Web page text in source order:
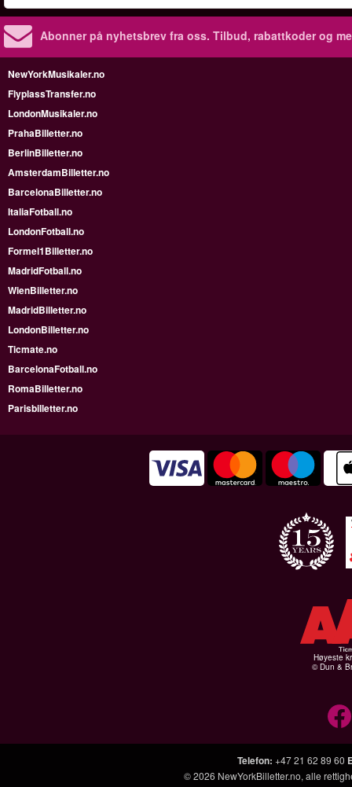
Abonner på nyhetsbrev fra oss. Tilbud, rabattkoder og
NewYorkMusikaler.no
FlyplassTransfer.no
LondonMusikaler.no
PrahaBilletter.no
BerlinBilletter.no
AmsterdamBilletter.no
BarcelonaBilletter.no
ItaliaFotball.no
LondonFotball.no
Formel1Billetter.no
MadridFotball.no
WienBilletter.no
MadridBilletter.no
LondonBilletter.no
Ticmate.no
BarcelonaFotball.no
RomaBilletter.no
Parisbilletter.no
Høyeste
© Dun &
Telefon: +47 21 62 89 60
© 2026 NewYorkBilletter.no, alle